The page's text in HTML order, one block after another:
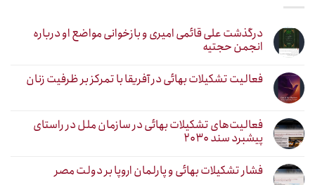
درگذشت علی قائمی امیری و بازخوانی مواضع او درباره
انجمن حجتیه
فعالیت تشکیلات بهائی در آفریقا با تمرکز بر ظرفیت زنان
فعالیت‌های تشکیلات بهائی در سازمان ملل در راستای
پیشبرد سند ۲۰۳۰
فشار تشکیلات بهائی و پارلمان اروپا بر دولت مصر